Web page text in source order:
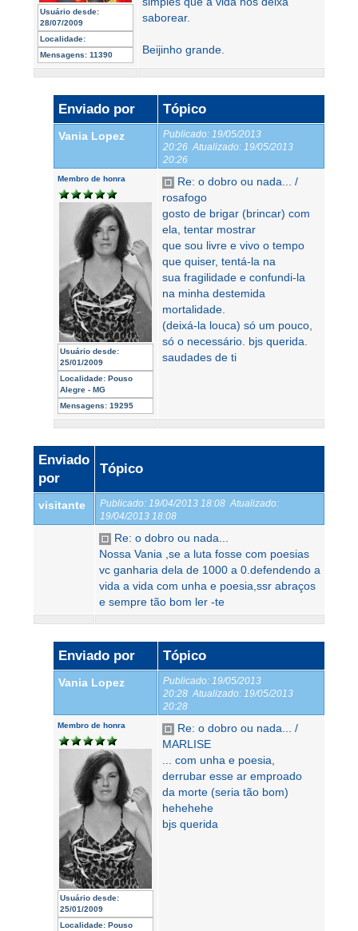
Usuário desde:
28/07/2009
Localidade:
Mensagens: 11390
saborear.
Beijinho grande.
Enviado por Tópico
Vania Lopez Publicado: 19/05/2013
20:26 Atualizado: 19/05/2013
20:26
Membro de honra
Usuário desde:
25/01/2009
Localidade: Pouso
Alegre - MG
Mensagens: 19295
Re: o dobro ou nada... /
rosafogo
gosto de brigar (brincar) com
ela, tentar mostrar
que sou livre e vivo o tempo
que quiser, tentá-la na
sua fragilidade e confundi-la
na minha destemida
mortalidade.
(deixá-la louca) só um pouco,
só o necessário. bjs querida.
saudades de ti
Enviado
por
Tópico
visitante Publicado: 19/04/2013 18:08 Atualizado:
19/04/2013 18:08
Re: o dobro ou nada...
Nossa Vania ,se a luta fosse com poesias
vc ganharia dela de 1000 a 0.defendendo a
vida a vida com unha e poesia,ssr abraços
e sempre tão bom ler -te
Enviado por Tópico
Vania Lopez Publicado: 19/05/2013
20:28 Atualizado: 19/05/2013
20:28
Membro de honra
Usuário desde:
25/01/2009
Localidade: Pouso
Re: o dobro ou nada... /
MARLISE
... com unha e poesia,
derrubar esse ar emproado
da morte (seria tão bom)
hehehehe
bjs querida